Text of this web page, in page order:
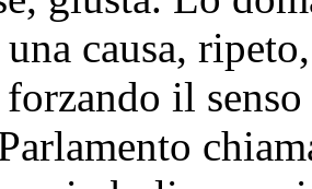
una causa,
il